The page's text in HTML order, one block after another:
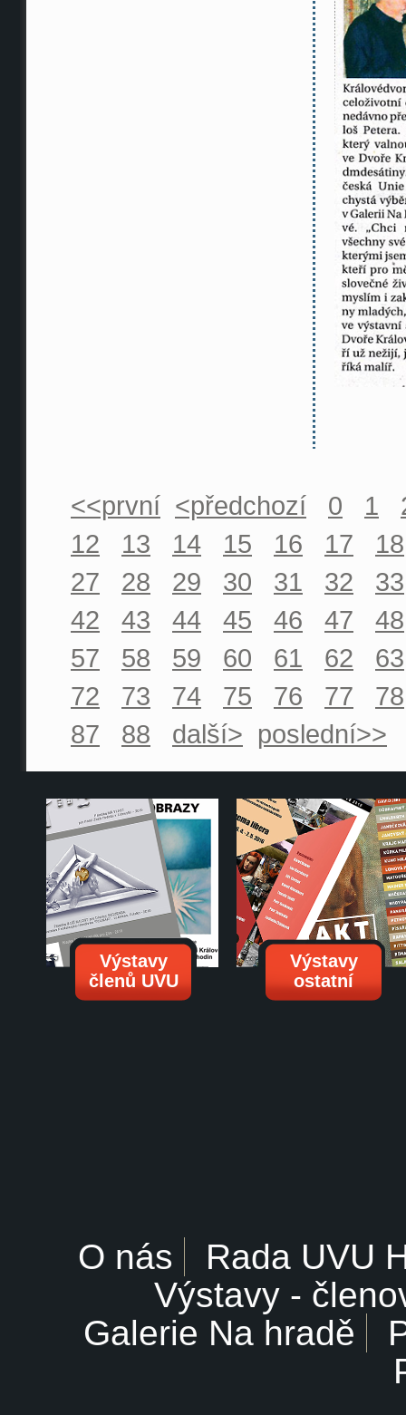
<<první <předchozí 0 1
12
13 14 15 16 17
18
27
28 29 30 31 32
33
42
43 44 45 46 47
48
57
58 59 60 61 62
63
72
73 74 75 76 77
78
87
88 další> poslední>>
Výstavy
členů UVU
Výstavy
ostatní
O nás
Rada UVU
Výstavy -
Galerie Na hradě